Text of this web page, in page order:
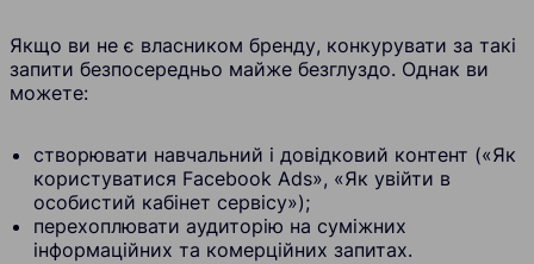
Якщо ви не є власником бренду, конкурувати за такі
запити безпосередньо майже безглуздо. Однак ви
можете:
створювати навчальний і довідковий контент («Як
користуватися Facebook Ads», «Як увійти в
особистий кабінет сервісу»);
перехоплювати аудиторію на суміжних
інформаційних та комерційних запитах.